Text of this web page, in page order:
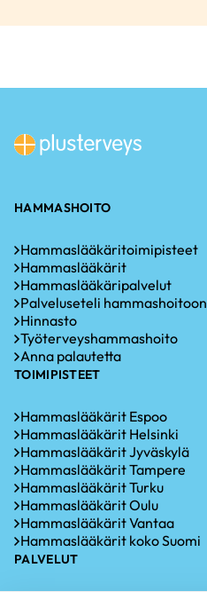
HAMMASHOITO
Hammaslääkäritoimipisteet
Hammaslääkärit
Hammaslääkäripalvelut
Palveluseteli hammashoitoon
Hinnasto
Työterveyshammashoito
Anna palautetta
TOIMIPISTEET
Hammaslääkärit Espoo
Hammaslääkärit Helsinki
Hammaslääkärit Jyväskylä
Hammaslääkärit Tampere
Hammaslääkärit Turku
Hammaslääkärit Oulu
Hammaslääkärit Vantaa
Hammaslääkärit koko Suomi
PALVELUT